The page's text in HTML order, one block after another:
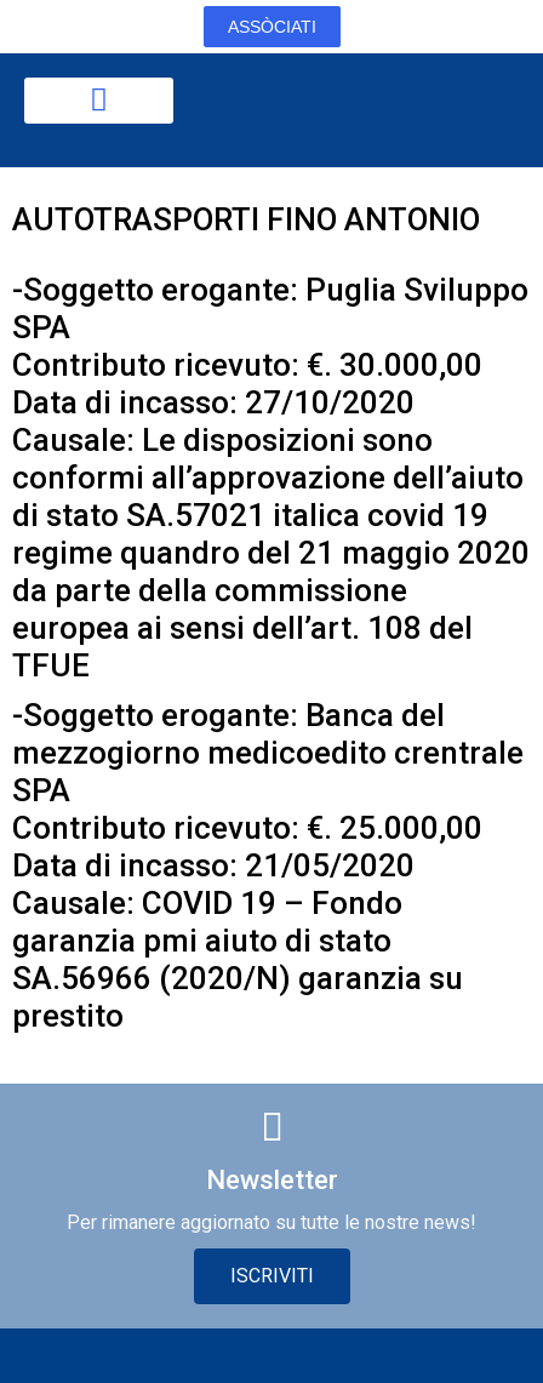
ASSÒCIATI
AUTOTRASPORTI FINO ANTONIO
-Soggetto erogante: Puglia Sviluppo
SPA
Contributo ricevuto: €. 30.000,00
Data di incasso: 27/10/2020
Causale: Le disposizioni sono
conformi all’approvazione dell’aiuto
di stato SA.57021 italica covid 19
regime quandro del 21 maggio 2020
da parte della commissione
europea ai sensi dell’art. 108 del
TFUE
-Soggetto erogante: Banca del
mezzogiorno medicoedito crentrale
SPA
Contributo ricevuto: €. 25.000,00
Data di incasso: 21/05/2020
Causale: COVID 19 – Fondo
garanzia pmi aiuto di stato
SA.56966 (2020/N) garanzia su
prestito
Newsletter
Per rimanere aggiornato su tutte le nostre news!
ISCRIVITI